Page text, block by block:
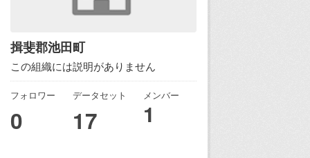
揖斐郡池田町
この組織には説明がありません
フォロワー
0
データセット
17
メンバー
1